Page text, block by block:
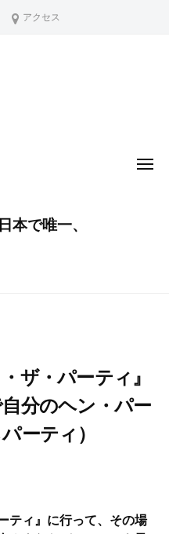
アクセス
本で唯一、
メ
ザ・パーティ』
分のヘン・パー
ーティ）
ティ』に行って、その場